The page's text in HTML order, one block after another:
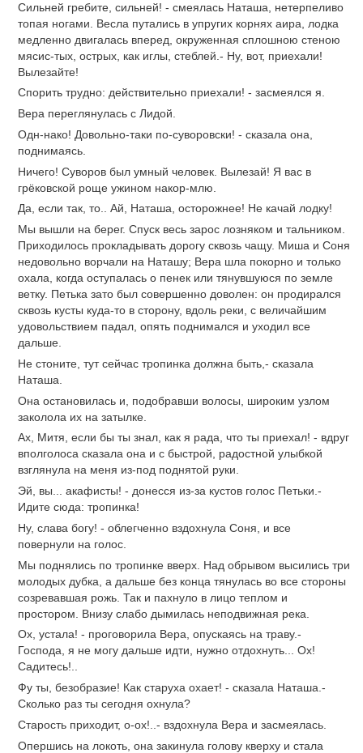
Сильней гребите, сильней! - смеялась Наташа, нетерпеливо
топая ногами. Весла путались в упругих корнях аира, лодка
медленно двигалась вперед, окруженная сплошною стеною
мясис-тых, острых, как иглы, стеблей.- Ну, вот, приехали!
Вылезайте!
Спорить трудно: действительно приехали! - засмеялся я.
Вера переглянулась с Лидой.
Одн-нако! Довольно-таки по-суворовски! - сказала она,
поднимаясь.
Ничего! Суворов был умный человек. Вылезай! Я вас в
грёковской роще ужином накор-млю.
Да, если так, то.. Ай, Наташа, осторожнее! Не качай лодку!
Мы вышли на берег. Спуск весь зарос лозняком и тальником.
Приходилось прокладывать дорогу сквозь чащу. Миша и Соня
недовольно ворчали на Наташу; Вера шла покорно и только
охала, когда оступалась о пенек или тянувшуюся по земле
ветку. Петька зато был совершенно доволен: он продирался
сквозь кусты куда-то в сторону, вдоль реки, с величайшим
удовольствием падал, опять поднимался и уходил все
дальше.
Не стоните, тут сейчас тропинка должна быть,- сказала
Наташа.
Она остановилась и, подобравши волосы, широким узлом
заколола их на затылке.
Ах, Митя, если бы ты знал, как я рада, что ты приехал! - вдруг
вполголоса сказала она и с быстрой, радостной улыбкой
взглянула на меня из-под поднятой руки.
Эй, вы... акафисты! - донесся из-за кустов голос Петьки.-
Идите сюда: тропинка!
Ну, слава богу! - облегченно вздохнула Соня, и все
повернули на голос.
Мы поднялись по тропинке вверх. Над обрывом высились три
молодых дубка, а дальше без конца тянулась во все стороны
созревавшая рожь. Так и пахнуло в лицо теплом и
простором. Внизу слабо дымилась неподвижная река.
Ох, устала! - проговорила Вера, опускаясь на траву.-
Господа, я не могу дальше идти, нужно отдохнуть... Ох!
Садитесь!..
Фу ты, безобразие! Как старуха охает! - сказала Наташа.-
Сколько раз ты сегодня охнула?
Старость приходит, о-ох!..- вздохнула Вера и засмеялась.
Опершись на локоть, она закинула голову кверху и стала